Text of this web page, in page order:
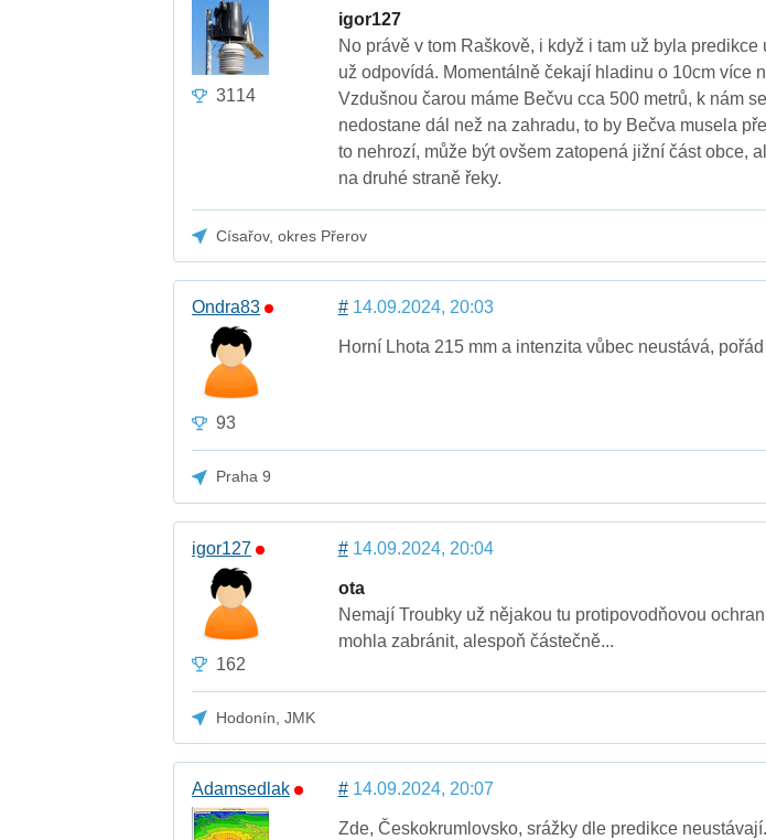
3114
igor127
No právě v tom Raškově, i když i tam už byla predikce
už odpovídá. Momentálně čekají hladinu o 10cm více
Vzdušnou čarou máme Bečvu cca 500 metrů, k nám
nedostane dál než na zahradu, to by Bečva musela
to nehrozí, může být ovšem zatopená jižní část obce,
na druhé straně řeky.
Císařov, okres Přerov
Ondra83
93
#14.09.2024, 20:03
Horní Lhota 215 mm a intenzita vůbec neustává,
Praha 9
igor127
162
#14.09.2024, 20:04
ota
Nemají Troubky už nějakou tu protipovodňovou
mohla zabránit, alespoň částečně...
Hodonín, JMK
Adamsedlak #14.09.2024, 20:07
Zde, Českokrumlovsko, srážky dle predikce